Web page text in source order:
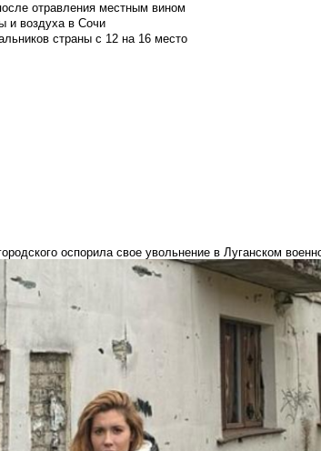
отравления местным вином
и воздуха в Сочи
страны с 12 на 16 место
оспорила свое увольнение в Луганском